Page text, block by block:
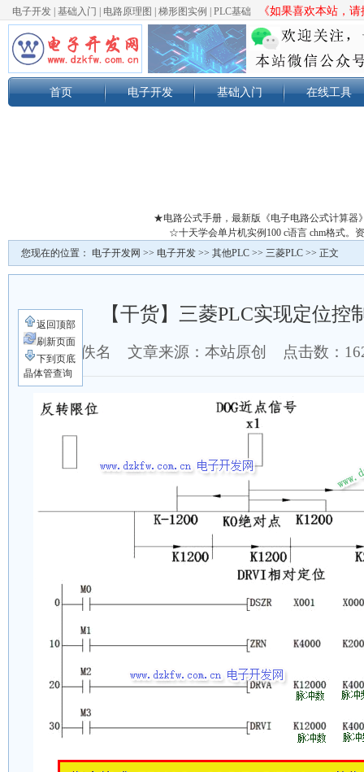
电子开发 基础入门 电路原理图 梯形图实例 PLC基础 《如果喜欢本站，
首页 电子开发 基础入门 在线工具
★电路公式手册，最新版《电子电路公式计算器
☆十天学会单片机实例100 c语言 chm格式。
您现在的位置： 电子开发网 >> 电子开发 >> 其他PLC >> 三菱PLC >> 正文
【干货】三菱PLC实现定位控
作者：佚名 文章来源：本站原创 点击数：
返回顶部
刷新页面
下到页底
晶体管查询